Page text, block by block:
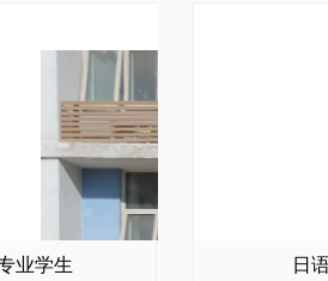
业学生 日